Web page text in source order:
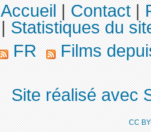
Accueil|Contact|
|Statistiques du
FR
Films
Site réalisé avec
CC